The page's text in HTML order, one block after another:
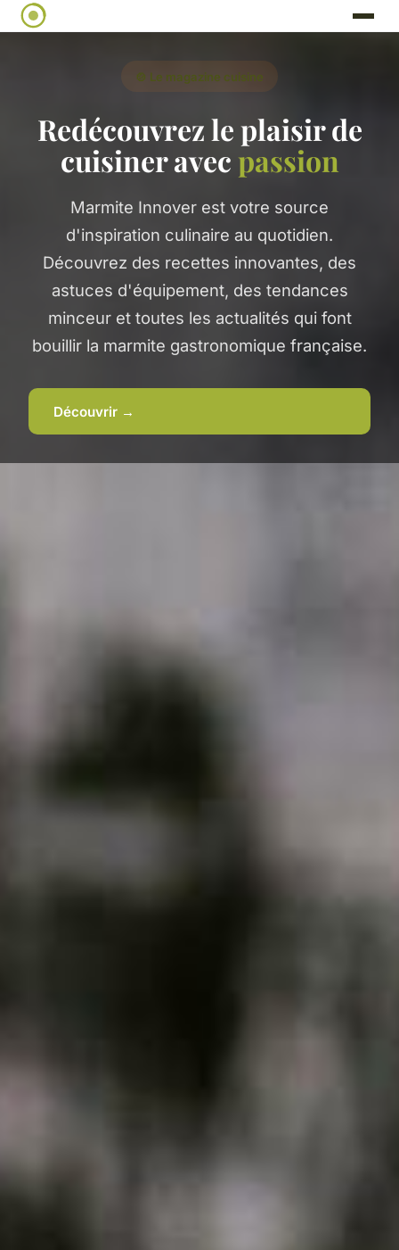
🍲 Le magazine cuisine
Redécouvrez le plaisir de
cuisiner avecpassion
Marmite Innover est votre source
d'inspiration culinaire au quotidien.
Découvrez des recettes innovantes, des
astuces d'équipement, des tendances
minceur et toutes les actualités qui font
bouillir la marmite gastronomique française.
Découvrir →